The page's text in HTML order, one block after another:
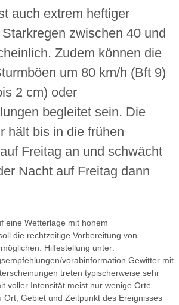
auch extrem heftiger
zwischen 40 und
Zudem können die
um 80 km/h (Bft 9)
2 cm) oder
begleitet sein. Die
hält bis in die frühen
Freitag an und schwächt
Nacht auf Freitag dann
eine Wetterlage mit hohem
die rechtzeitige Vorbereitung von
Hilfestellung unter:
vorabinformation Gewitter mit
treten typischerweise sehr
voller Intensität meist nur wenige Orte.
Ort, Gebiet und Zeitpunkt des Ereignisses